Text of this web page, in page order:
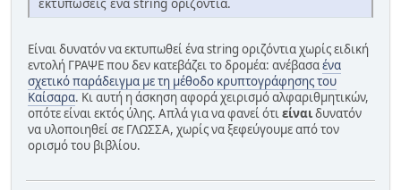
Είναι δυνατόν να εκτυπωθεί ένα string οριζόντια χωρίς ειδική
εντολή ΓΡΑΨΕ που δεν κατεβάζει το δρομέα: ανέβασαένα
σχετικό παράδειγμα με τη μέθοδο κρυπτογράφησης του
Καίσαρα. Κι αυτή η άσκηση αφορά χειρισμό αλφαριθμητικών,
οπότε είναι εκτός ύλης. Απλά για να φανεί ότιείναιδυνατόν
να υλοποιηθεί σε ΓΛΩΣΣΑ, χωρίς να ξεφεύγουμε από τον
ορισμό του βιβλίου.